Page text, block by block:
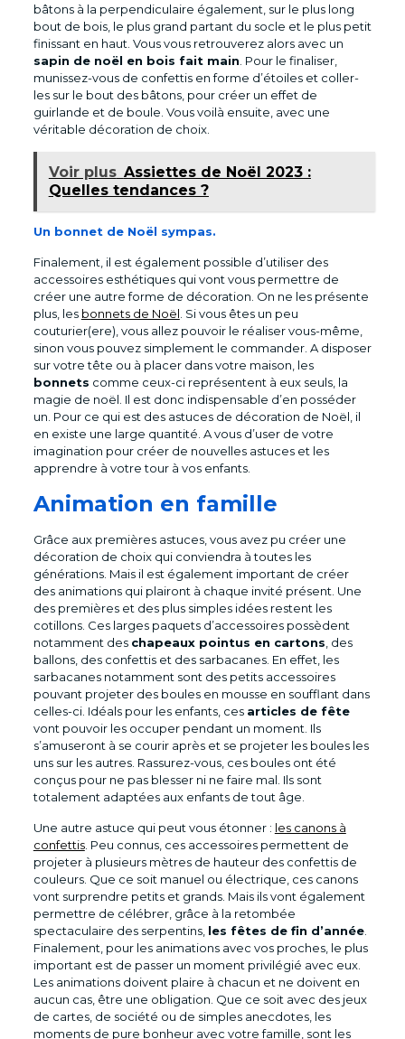
bâtons à la perpendiculaire également, sur le plus long
bout de bois, le plus grand partant du socle et le plus petit
finissant en haut. Vous vous retrouverez alors avec un
sapin de noël en bois fait main . Pour le finaliser,
munissez-vous de confettis en forme d’étoiles et coller-
les sur le bout des bâtons, pour créer un effet de
guirlande et de boule. Vous voilà ensuite, avec une
véritable décoration de choix.
Voir plus Assiettes de Noël 2023 :
Quelles tendances ?
Un bonnet de Noël sympas.
Finalement, il est également possible d’utiliser des
accessoires esthétiques qui vont vous permettre de
créer une autre forme de décoration. On ne les présente
plus, les bonnets de Noël . Si vous êtes un peu
couturier(ere), vous allez pouvoir le réaliser vous-même,
sinon vous pouvez simplement le commander. A disposer
sur votre tête ou à placer dans votre maison, les
bonnets comme ceux-ci représentent à eux seuls, la
magie de noël. Il est donc indispensable d’en posséder
un. Pour ce qui est des astuces de décoration de Noël, il
en existe une large quantité. A vous d’user de votre
imagination pour créer de nouvelles astuces et les
apprendre à votre tour à vos enfants.
Animation en famille
Grâce aux premières astuces, vous avez pu créer une
décoration de choix qui conviendra à toutes les
générations. Mais il est également important de créer
des animations qui plairont à chaque invité présent. Une
des premières et des plus simples idées restent les
cotillons. Ces larges paquets d’accessoires possèdent
notamment des chapeaux pointus en cartons , des
ballons, des confettis et des sarbacanes. En effet, les
sarbacanes notamment sont des petits accessoires
pouvant projeter des boules en mousse en soufflant dans
celles-ci. Idéals pour les enfants, ces articles de fête
vont pouvoir les occuper pendant un moment. Ils
s’amuseront à se courir après et se projeter les boules les
uns sur les autres. Rassurez-vous, ces boules ont été
conçus pour ne pas blesser ni ne faire mal. Ils sont
totalement adaptées aux enfants de tout âge.
Une autre astuce qui peut vous étonner : les canons à
confettis. Peu connus, ces accessoires permettent de
projeter à plusieurs mètres de hauteur des confettis de
couleurs. Que ce soit manuel ou électrique, ces canons
vont surprendre petits et grands. Mais ils vont également
permettre de célébrer, grâce à la retombée
spectaculaire des serpentins, les fêtes de fin d’année.
Finalement, pour les animations avec vos proches, le plus
important est de passer un moment privilégié avec eux.
Les animations doivent plaire à chacun et ne doivent en
aucun cas, être une obligation. Que ce soit avec des jeux
de cartes, de société ou de simples anecdotes, les
moments de pure bonheur avec votre famille, sont les